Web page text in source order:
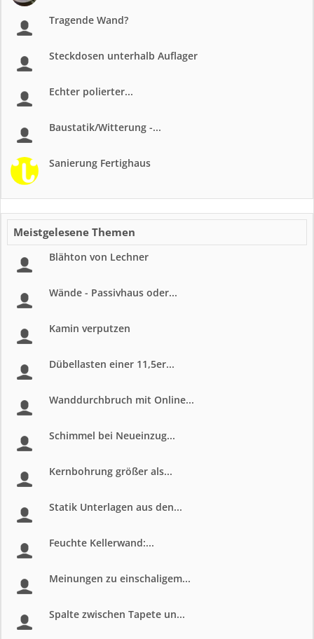
Tragende Wand?
Steckdosen unterhalb Auflager
Echter polierter...
Baustatik/Witterung -...
Sanierung Fertighaus
Meistgelesene Themen
Blähton von Lechner
Wände - Passivhaus oder...
Kamin verputzen
Dübellasten einer 11,5er...
Wanddurchbruch mit Online...
Schimmel bei Neueinzug...
Kernbohrung größer als...
Statik Unterlagen aus den...
Feuchte Kellerwand:...
Meinungen zu einschaligem...
Spalte zwischen Tapete un...